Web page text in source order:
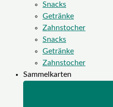
Snacks
Getränke
Zahnstocher
Snacks
Getränke
Zahnstocher
Sammelkarten